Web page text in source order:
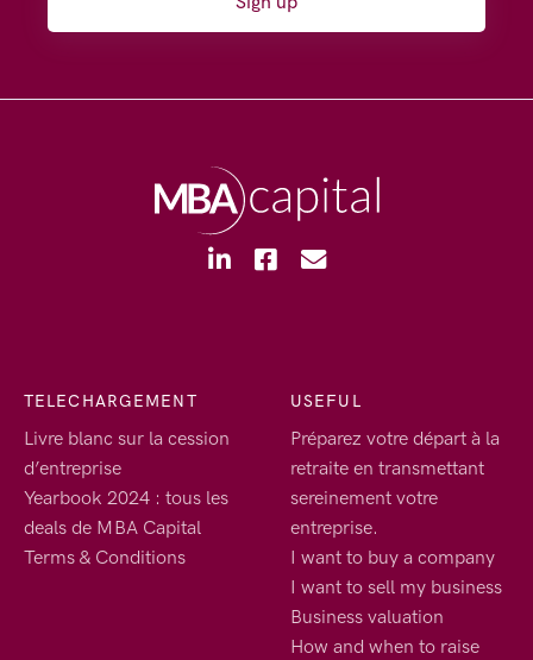
TELECHARGEMENT
Livre blanc sur la cession
d’entreprise
Yearbook 2024 : tous les
deals de MBA Capital
Terms & Conditions
USEFUL
Préparez votre départ à la
retraite en transmettant
sereinement votre
entreprise.
I want to buy a company
I want to sell my business
Business valuation
How and when to raise